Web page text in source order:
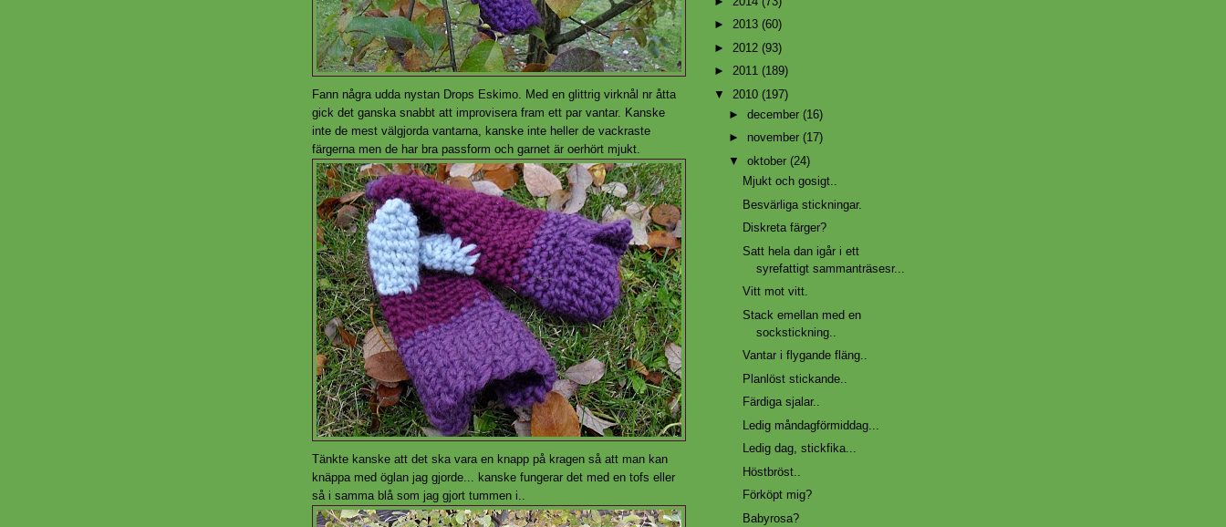
Fann några udda nystan Drops Eskimo. Med en glittrig virknål nr åtta
gick det ganska snabbt att improvisera fram ett par vantar. Kanske
inte de mest välgjorda vantarna, kanske inte heller de vackraste
färgerna men de har bra passform och garnet är oerhört mjukt.
Tänkte kanske att det ska vara en knapp på kragen så att man kan
knäppa med öglan jag gjorde... kanske fungerar det med en tofs eller
så i samma blå som jag gjort tummen i..
► 2013 (60)
► 2012 (93)
► 2011 (189)
▼ 2010 (197)
► december (16)
► november (17)
▼ oktober (24)
Mjukt och gosigt..
Besvärliga stickningar.
Diskreta färger?
Satt hela dan igår i ett
syrefattigt sammanträsesr...
Vitt mot vitt.
Stack emellan med en
sockstickning..
Vantar i flygande fläng..
Planlöst stickande..
Färdiga sjalar..
Ledig måndagförmiddag...
Ledig dag, stickfika...
Höstbröst..
Förköpt mig?
Babyrosa?